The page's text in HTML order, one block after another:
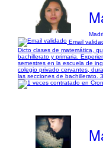
Email
Dicto clases de matemática,
bachillerato y primaria.
semestres en la escuela de
colegio privado cervantes,
las secciones de bachillerato.